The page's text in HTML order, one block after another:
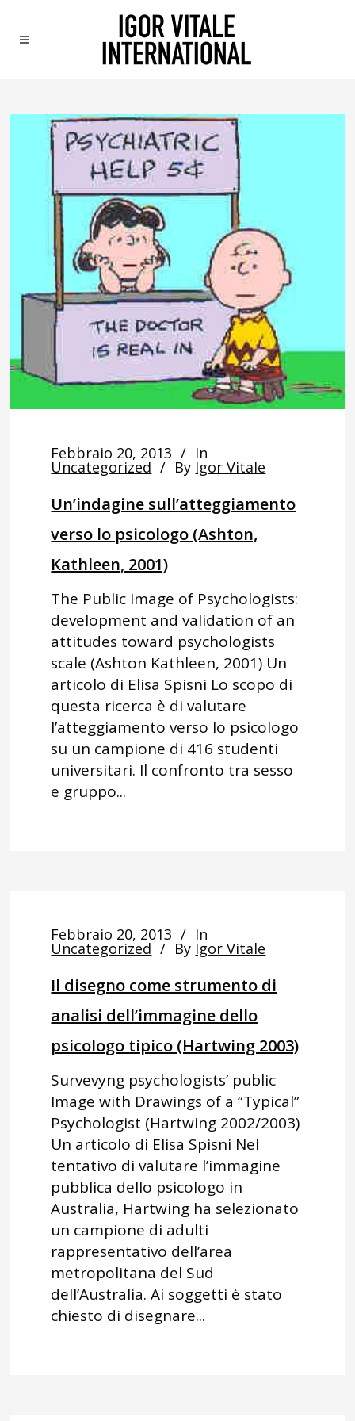
Febbraio 20, 2013 In
Uncategorized By Igor Vitale
Un’indagine sull’atteggiamento
verso lo psicologo (Ashton,
Kathleen, 2001)
The Public Image of Psychologists:
development and validation of an
attitudes toward psychologists
scale (Ashton Kathleen, 2001) Un
articolo di Elisa Spisni Lo scopo di
questa ricerca è di valutare
l’atteggiamento verso lo psicologo
su un campione di 416 studenti
universitari. Il confronto tra sesso
e gruppo...
Febbraio 20, 2013 In
Uncategorized By Igor Vitale
Il disegno come strumento di
analisi dell’immagine dello
psicologo tipico (Hartwing 2003)
Survevyng psychologists’ public
Image with Drawings of a “Typical”
Psychologist (Hartwing 2002/2003)
Un articolo di Elisa Spisni Nel
tentativo di valutare l’immagine
pubblica dello psicologo in
Australia, Hartwing ha selezionato
un campione di adulti
rappresentativo dell’area
metropolitana del Sud
dell’Australia. Ai soggetti è stato
chiesto di disegnare...